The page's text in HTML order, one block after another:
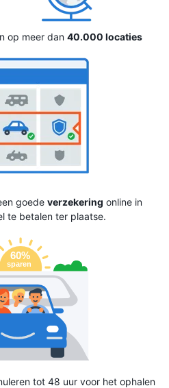
op meer dan 40.000 locaties
goede verzekering online in
te betalen ter plaatse.
tot 48 uur voor het ophalen